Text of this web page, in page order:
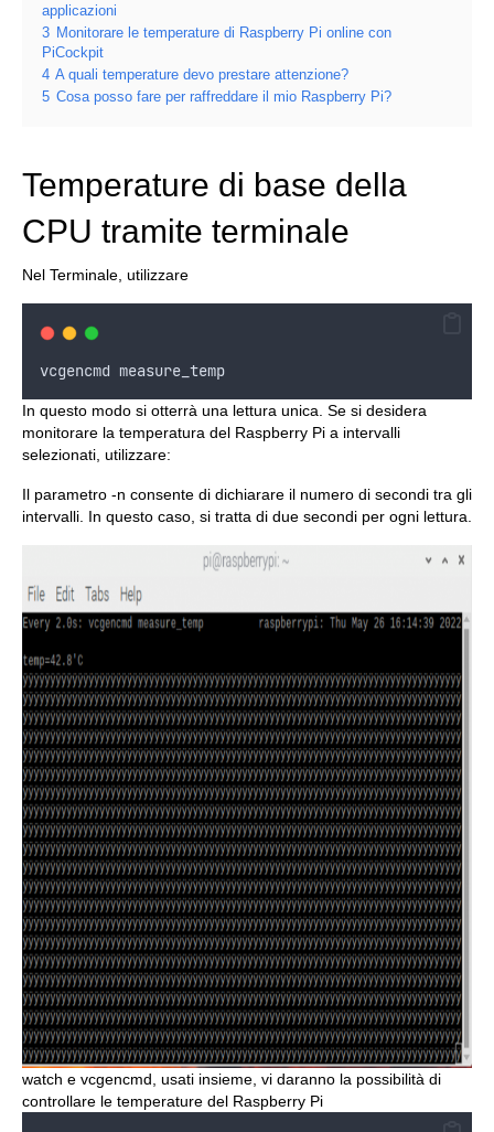
applicazioni
3 Monitorare le temperature di Raspberry Pi online con
PiCockpit
4 A quali temperature devo prestare attenzione?
5 Cosa posso fare per raffreddare il mio Raspberry Pi?
Temperature di base della
CPU tramite terminale
Nel Terminale, utilizzare
vcgencmd measure_temp
In questo modo si otterrà una lettura unica. Se si desidera
monitorare la temperatura del Raspberry Pi a intervalli
selezionati, utilizzare:
Il parametro -n consente di dichiarare il numero di secondi tra gli
intervalli. In questo caso, si tratta di due secondi per ogni lettura.
watch e vcgencmd, usati insieme, vi daranno la possibilità di
controllare le temperature del Raspberry Pi